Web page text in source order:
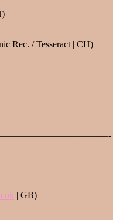
Rec. / Tesseract | CH)
| GB)